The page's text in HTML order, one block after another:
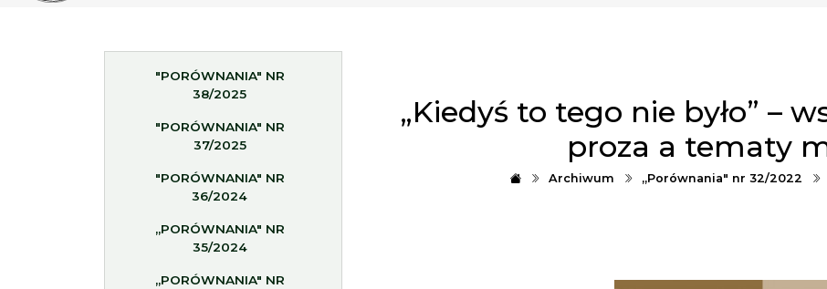
"PORÓWNANIA" NR
38/2025
"PORÓWNANIA" NR
37/2025
"PORÓWNANIA" NR
36/2024
„PORÓWNANIA" NR
35/2024
„PORÓWNANIA" NR
„Kiedyś to tego nie było” –
proza a tematy
Archiwum „Porównania" nr 32/2022